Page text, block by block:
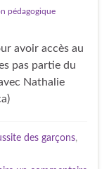
pédagogique
avoir accès au
pas partie du
Nathalie
des garçons,